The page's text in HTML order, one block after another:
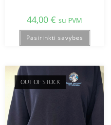
44,00 € su PVM
Pasirinkti savybes
OUT OF STOCK